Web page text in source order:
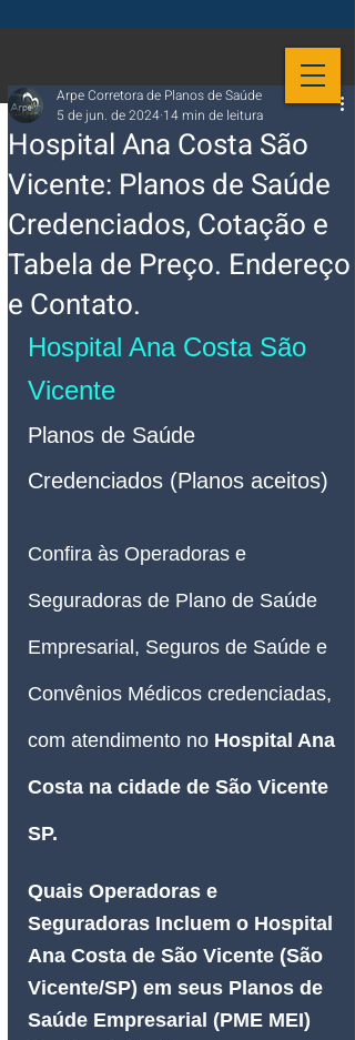
Hospital Ana Costa São
Vicente: Planos de Saúde
Credenciados, Cotação e
Tabela de Preço. Endereço
e Contato.
Arpe Corretora de Planos de Saúde
5 de jun. de 2024 14 min de leitura
Hospital Ana Costa São
Vicente
Planos de Saúde
Credenciados (Planos aceitos)
Confira às Operadoras e
Seguradoras de Plano de Saúde
Empresarial, Seguros de Saúde e
Convênios Médicos credenciadas,
com atendimento no Hospital Ana
Costa na cidade de São Vicente
SP.
Quais Operadoras e
Seguradoras Incluem o Hospital
Ana Costa de São Vicente (São
Vicente/SP) em seus Planos de
Saúde Empresarial (PME MEI)